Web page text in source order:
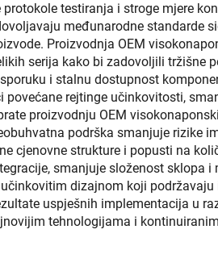
testiranja i stroge mjere
međunarodne standarde
Proizvodnja OEM
serija kako bi zadovoljili tržišne
i stalnu dostupnost
rejtinge učinkovitosti,
proizvodnju OEM
podrška smanjuje
cjenovne strukture i popusti na
smanjuje složenost sklopa
dizajnom koji
uspješnih implementacija u
tehnologijama i